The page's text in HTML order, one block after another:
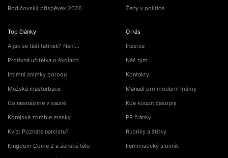
Rodičovský příspěvek 2026
Top články
A jak se těší tatínek? Není…
Protivná učitelka o školách
Intimní snímky porodu
Mužská masturbace
Co nesnášíme v sauně
Korejské zombie masky
Kvíz: Poznáte narcistu?
Kingdom Come 2 a ženské tělo
Ženy v politice
O nás
Inzerce
Náš tým
Kontakty
Manuál pro moderní mámy
Kde koupit časopis
PR články
Rubriky a štítky
Feministický slovník